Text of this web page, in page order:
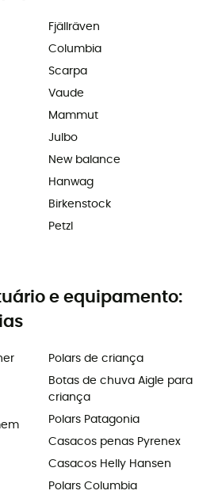
Fjällräven
Columbia
Scarpa
Vaude
Mammut
Julbo
New balance
Hanwag
Birkenstock
Petzl
e equipamento:
Polars de criança
Botas de chuva Aigle para
criança
Polars Patagonia
Casacos penas Pyrenex
Casacos Helly Hansen
Polars Columbia